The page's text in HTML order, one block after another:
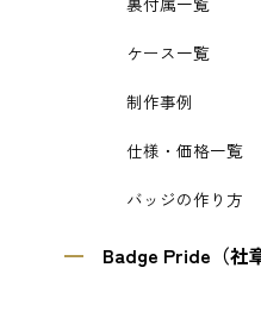
ケース一覧
制作事例
仕様・価格一覧
バッジの作り方
Badge Pride（社